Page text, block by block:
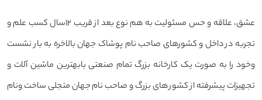
عشق، علاقه و حس مسئولیت به هم نوع بعد از قریب ۱۲سال کسب علم و
تجربه در داخل و کشورهای صاحب نام پوشاک جهان بالاخره به بار نشست
وخود را به صورت یک کارخانه بزرگ تمام صنعتی بابهترین ماشین آلات و
تجهیزات پیشرفته از کشور های بزرگ و صاحب نام جهان متجلی ساخت ونام